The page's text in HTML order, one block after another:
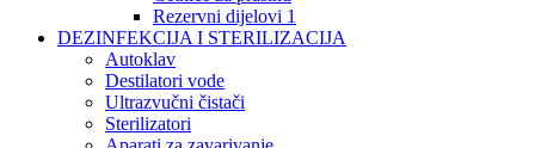
Rezervni dijelovi 1
DEZINFEKCIJA I STERILIZACIJA
Autoklav
Destilatori vode
Ultrazvučni čistači
Sterilizatori